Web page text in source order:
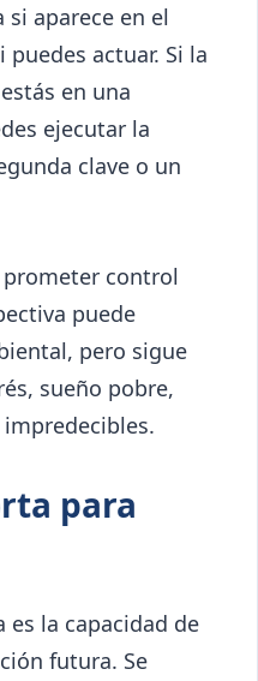
aparece en el
actuar. Si la
en una
ejecutar la
clave o un
control
puede
pero sigue
sueño pobre,
para
es la capacidad de
futura. Se